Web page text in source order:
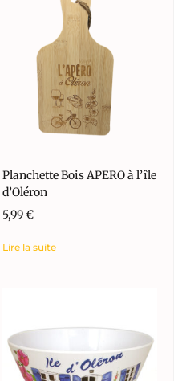
Planchette Bois APERO à l’île
d’Oléron
5,99€
Lire la suite